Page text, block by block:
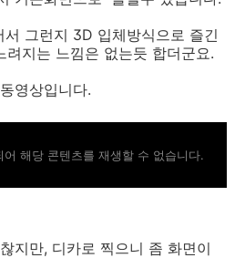
그런지 3D 입체방식으로 즐긴
려지는 느낌은 없는듯 합더군요.
영상입니다.
어 해당 콘텐츠를 재생할 수 없습니다.
지만, 디카로 찍으니 좀 화면이